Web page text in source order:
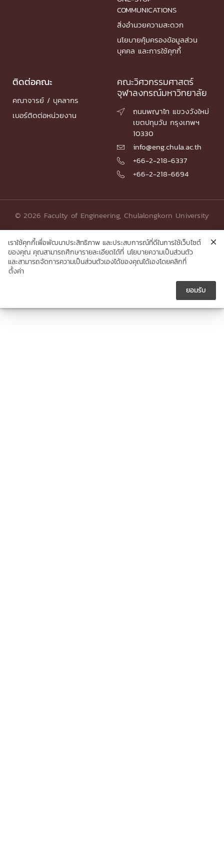

COMMUNICATIONS
สิ่งอำนวยความสะดวก
นโยบายคุ้มครองข้อมูลส่วน
บุคคล และการใช้คุกกี้
ติดต่อคณะ
คณาจารย์ / บุคลากร
เบอร์ติดต่อหน่วยงาน
คณะวิศวกรรมศาสตร์
จุฬาลงกรณ์มหาวิทยาลัย

ถนนพญาไท แขวงวังใหม่
เขตปทุมวัน กรุงเทพฯ
10330
 info@eng.chula.ac.th
 +66-2-218-6337
 +66-2-218-6694
© 2026 Faculty of Engineering, Chulalongkorn University
เราใช้คุกกี้เพื่อพัฒนาประสิทธิภาพ และประสบการณ์ที่ดีในการใช้เว็บไซต์
ของคุณ คุณสามารถศึกษารายละเอียดได้ที่ นโยบายความเป็นส่วนตัว
และสามารถจัดการความเป็นส่วนตัวเองได้ของคุณได้เองโดยคลิกที่
ตั้งค่า
ยอมรับ